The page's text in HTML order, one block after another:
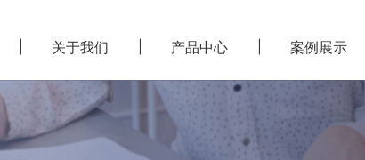
关于我们 产品中心 案例展示